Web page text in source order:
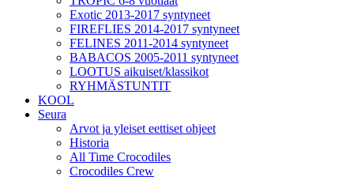
Exotic 2013-2017 syntyneet
FIREFLIES 2014-2017 syntyneet
FELINES 2011-2014 syntyneet
BABACOS 2005-2011 syntyneet
LOOTUS aikuiset/klassikot
RYHMÄSTUNTIT
KOOL
Seura
Arvot ja yleiset eettiset ohjeet
Historia
All Time Crocodiles
Crocodiles Crew